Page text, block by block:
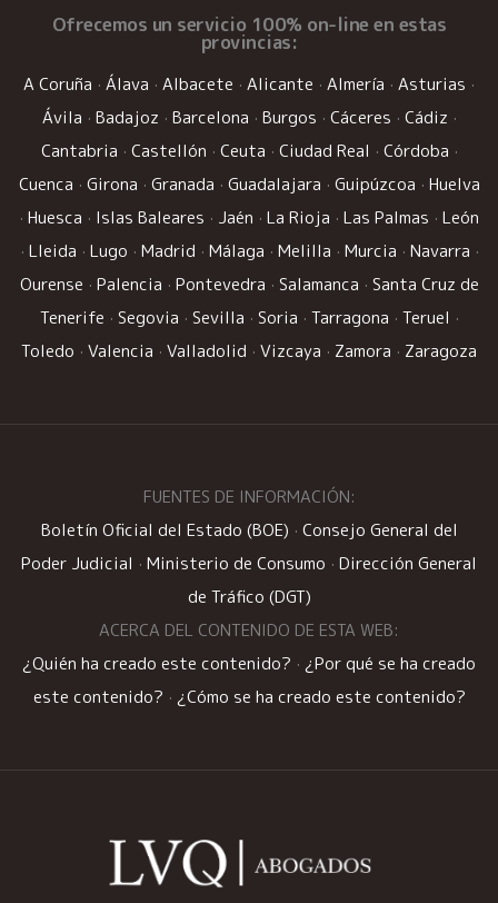
Ofrecemos un servicio 100% on-line en estas
provincias:
A Coruña · Álava · Albacete · Alicante · Almería · Asturias ·
Ávila · Badajoz · Barcelona · Burgos · Cáceres · Cádiz ·
Cantabria · Castellón · Ceuta · Ciudad Real · Córdoba ·
Cuenca · Girona · Granada · Guadalajara · Guipúzcoa · Huelva
· Huesca · Islas Baleares · Jaén · La Rioja · Las Palmas · León
· Lleida · Lugo · Madrid · Málaga · Melilla · Murcia · Navarra ·
Ourense · Palencia · Pontevedra · Salamanca · Santa Cruz de
Tenerife · Segovia · Sevilla · Soria · Tarragona · Teruel ·
Toledo · Valencia · Valladolid · Vizcaya · Zamora · Zaragoza
FUENTES DE INFORMACIÓN:
Boletín Oficial del Estado (BOE) · Consejo General del
Poder Judicial · Ministerio de Consumo · Dirección General
de Tráfico (DGT)
ACERCA DEL CONTENIDO DE ESTA WEB:
¿Quién ha creado este contenido? · ¿Por qué se ha creado
este contenido? · ¿Cómo se ha creado este contenido?